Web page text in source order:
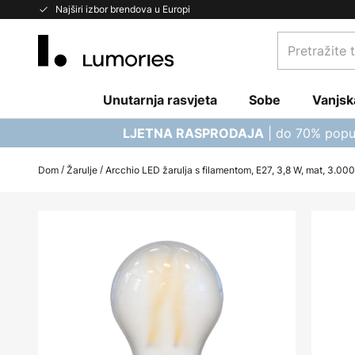
Najširi izbor brendova u Europi
Skip
Pretražite
trgovinu...
Unutarnja rasvjeta Sobe
LJETNA RASPRODAJA | do 70%
Dom Žarulje Arcchio LED žarulja s filamentom, E27, 3,8 W, mat,